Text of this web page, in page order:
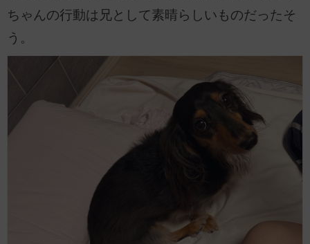
ちゃんの行動は兄として素晴らしいものだったそ
う。